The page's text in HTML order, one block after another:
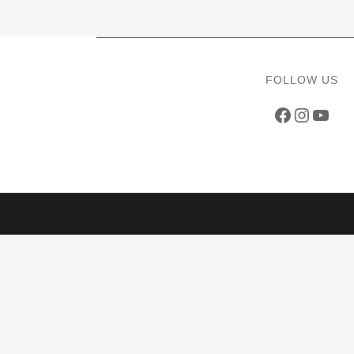
FOLLOW US
Facebook